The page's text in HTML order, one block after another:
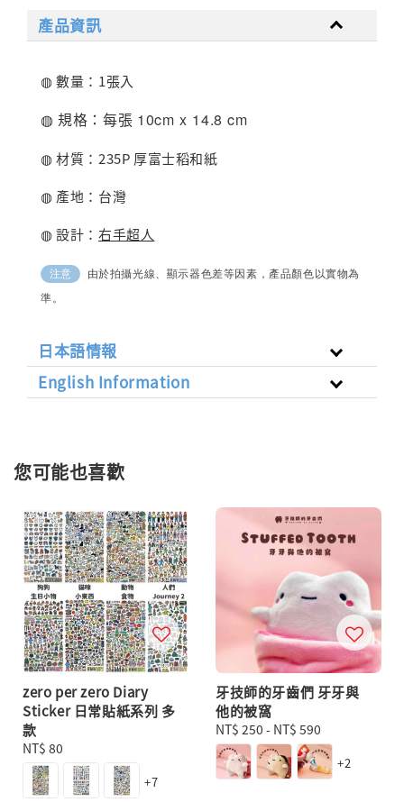
產品資訊
◍ 數量：1張入
◍ 規格：每張 10cm x 14.8 cm
◍ 材質：235P 厚富士稻和紙
◍ 產地：台灣
◍ 設計： 右手超人
注意
由於拍攝光線、顯示器色差等因素，產品顏色以實物為
準。
日本語情報
English Information
您可能也喜歡
zero per zero Diary
Sticker 日常貼紙系列 多
款
Regular
price
NT$ 80
+7
牙技師的牙齒們 牙牙與
他的被窩
Regular
price
NT$ 250 - NT$ 590
+2